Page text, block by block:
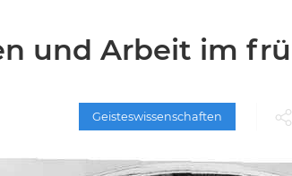
und Arbeit im
Geisteswissenschaften